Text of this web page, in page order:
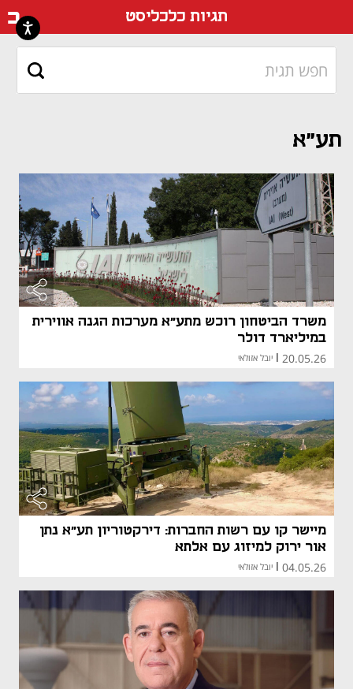
תגיות כלכליסט
תע"א
משרד הביטחון רוכש מתע"א מערכות הגנה אווירית
במיליארד דולר
20.05.26 יובל אזולאי
מיישר קו עם רשות החברות: דירקטוריון תע"א נתן
אור ירוק למיזוג עם אלתא
04.05.26 יובל אזולאי